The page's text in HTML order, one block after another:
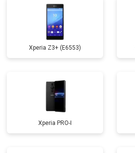
Xperia Z3+ (E6553)
Xperia PRO-I